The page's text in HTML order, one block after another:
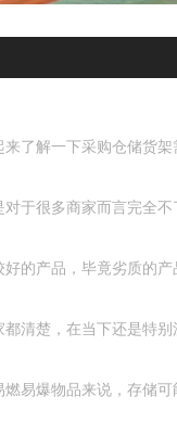
了解一下采购仓储货
于很多商家而言完全
的产品，毕竟劣质的
清楚，在当下还是特
易爆物品来说，存储